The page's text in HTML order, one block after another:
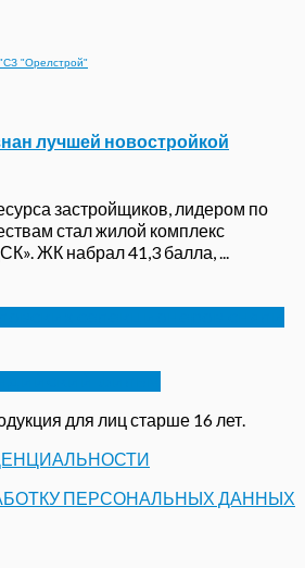
"СЗ "Орелстрой"
лучшей новостройкой
застройщиков, лидером по
стал жилой комплекс
ЖК набрал 41,3 балла, ...
для лиц старше 16 лет.
ПЕРСОНАЛЬНЫХ ДАННЫХ